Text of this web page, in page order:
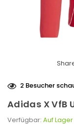
2 Besucher
Adidas X VfB
Verfügbar: Auf Lager